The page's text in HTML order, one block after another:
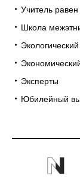
Учитель равен
Школа
Эксперты
Юбилейный